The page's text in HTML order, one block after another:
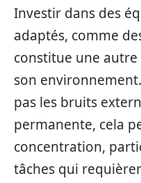
Investir dans des
adaptés, comme
constitue une
son
pas les bruits
permanente, cela
concentration,
tâches qui